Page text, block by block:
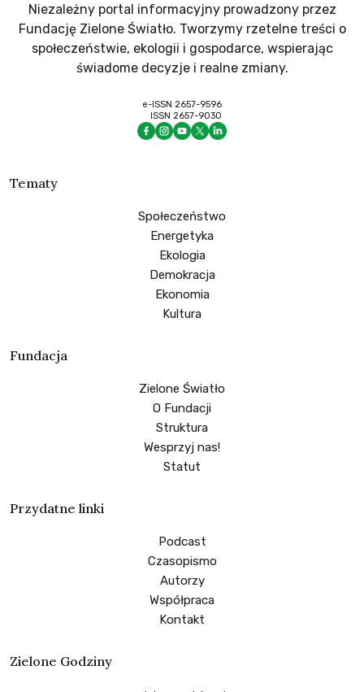
Niezależny portal informacyjny prowadzony przez
Fundację Zielone Światło. Tworzymy rzetelne treści o
społeczeństwie, ekologii i gospodarce, wspierając
świadome decyzje i realne zmiany.
e-ISSN 2657-9596
ISSN 2657-9030
Tematy
Społeczeństwo
Energetyka
Ekologia
Demokracja
Ekonomia
Kultura
Fundacja
Zielone Światło
O Fundacji
Struktura
Wesprzyj nas!
Statut
Przydatne linki
Podcast
Czasopismo
Autorzy
Współpraca
Kontakt
Zielone Godziny